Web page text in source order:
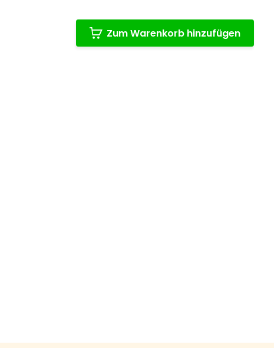
Zum Warenkorb hinzufügen